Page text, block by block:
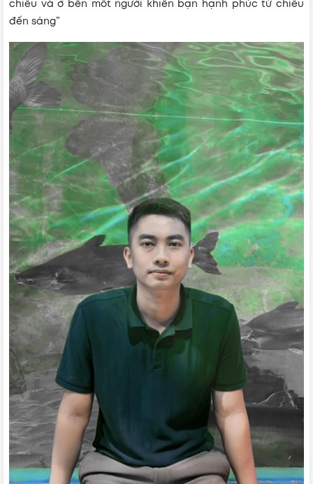
chiều và ở bên môt người khiến bạn hạnh phúc từ chiều
đến sáng”